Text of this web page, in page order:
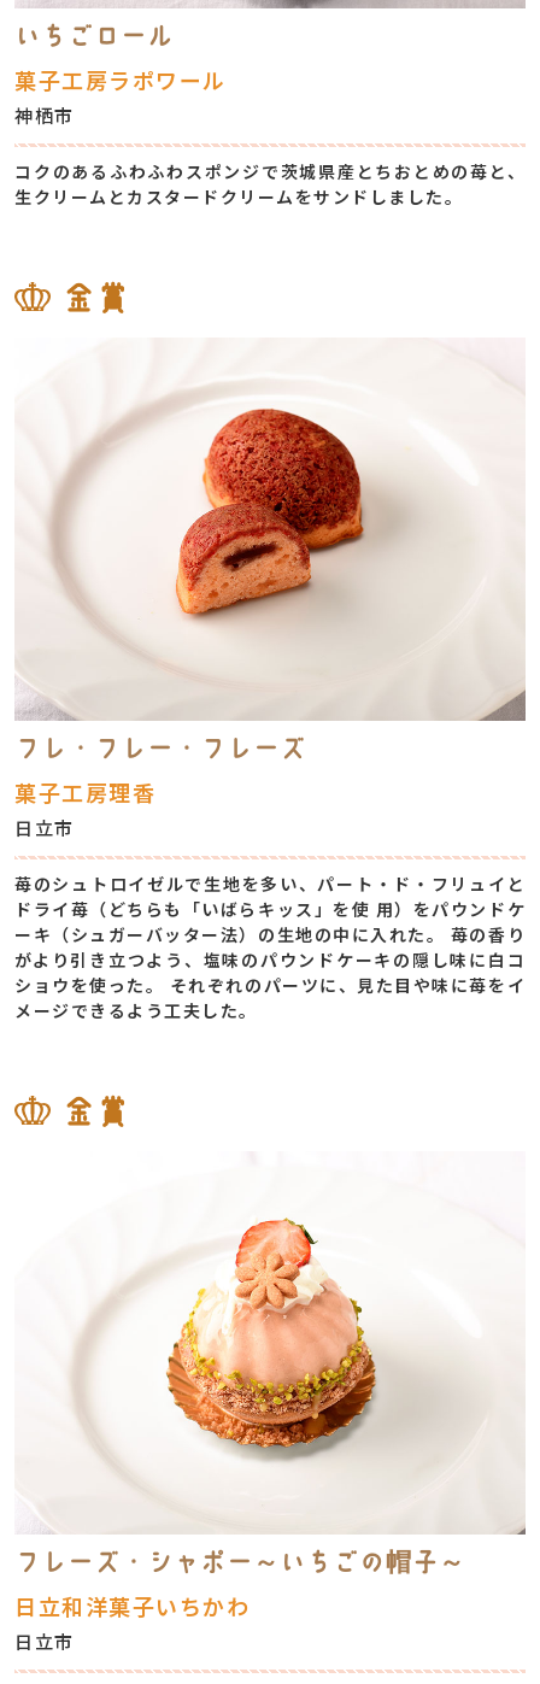
いちごロール
菓子工房ラポワール
神栖市
コクのあるふわふわスポンジで茨城県産とちおとめの苺と、
⽣クリームとカスタードクリームをサンドしました。
金賞
フレ・フレー・フレーズ
菓子工房理香
日立市
苺のシュトロイゼルで⽣地を多い、パート・ド・フリュイと
ドライ苺（どちらも「いばらキッス」を使 ⽤）をパウンドケ
ーキ（シュガーバッター法）の⽣地の中に⼊れた。 苺の⾹り
がより引き⽴つよう、塩味のパウンドケーキの隠し味に⽩コ
ショウを使った。 それぞれのパーツに、⾒た⽬や味に苺をイ
メージできるよう⼯夫した。
金賞
フレーズ・シャポー～いちごの帽子～
日立和洋菓子いちかわ
日立市